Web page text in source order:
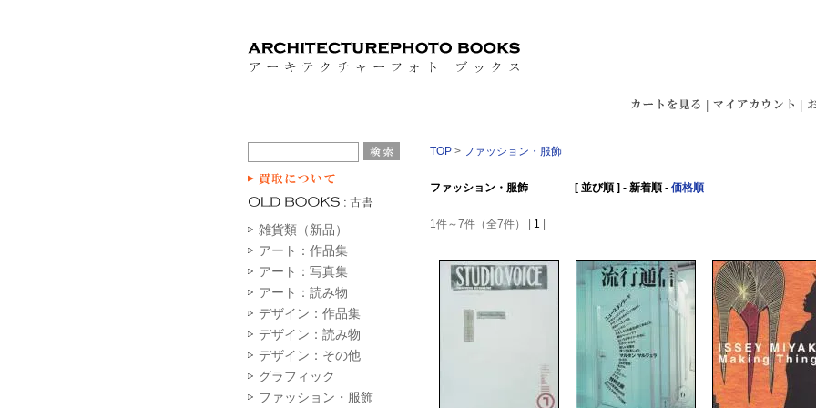
雑貨類（新品）
アート：作品集
アート：写真集
アート：読み物
デザイン：作品集
デザイン：読み物
デザイン：その他
グラフィック
ファッション・服飾
TOP > ファッション・服飾
ファッション・服飾 [ 並び順 ] - 新着順 - 価格順
1件～7件（全7件） | 1